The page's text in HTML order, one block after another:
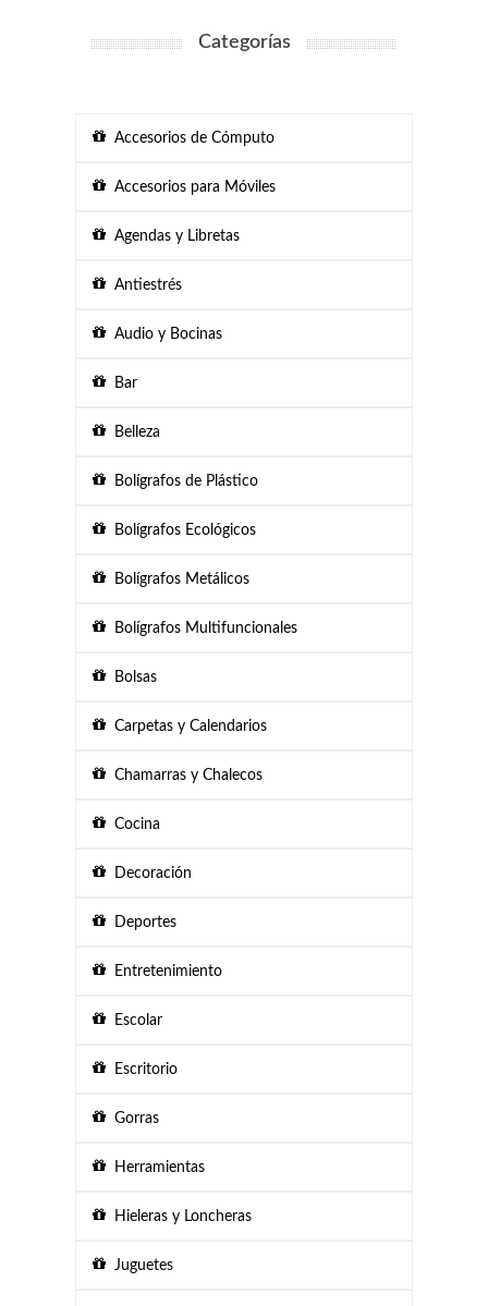
Categorías
Accesorios de Cómputo
Accesorios para Móviles
Agendas y Libretas
Antiestrés
Audio y Bocinas
Bar
Belleza
Bolígrafos de Plástico
Bolígrafos Ecológicos
Bolígrafos Metálicos
Bolígrafos Multifuncionales
Bolsas
Carpetas y Calendarios
Chamarras y Chalecos
Cocina
Decoración
Deportes
Entretenimiento
Escolar
Escritorio
Gorras
Herramientas
Hieleras y Loncheras
Juguetes